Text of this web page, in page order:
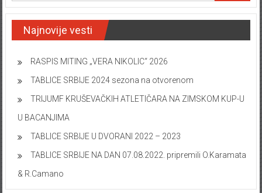
Najnovije vesti
RASPIS MITING „VERA NIKOLIC“ 2026
TABLICE SRBIJE 2024 sezona na otvorenom
TRIJUMF KRUŠEVAČKIH ATLETIČARA NA ZIMSKOM KUP-U
U BACANJIMA
TABLICE SRBIJE U DVORANI 2022 – 2023
TABLICE SRBIJE NA DAN 07.08.2022. pripremili O.Karamata
& R.Camano